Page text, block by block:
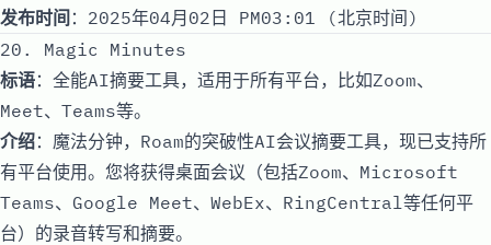
发布时间 ：2025年04月02日 PM03:01 (北京时间)
20. Magic Minutes
标语：全能AI摘要工具，适用于所有平台，比如Zoom、
Meet、Teams等。
介绍：魔法分钟，Roam的突破性AI会议摘要工具，现已支持所
有平台使用。您将获得桌面会议（包括Zoom、Microsoft
Teams、Google Meet、WebEx、RingCentral等任何平
台）的录音转写和摘要。